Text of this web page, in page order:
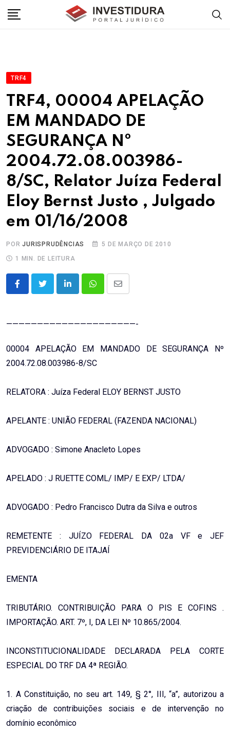
TRF4
TRF4, 00004 APELAÇÃO
EM MANDADO DE
SEGURANÇA Nº
2004.72.08.003986-
8/SC, Relator Juíza Federal
Eloy Bernst Justo , Julgado
em 01/16/2008
PORJURISPRUDÊNCIAS
5 DE MARÇO DE 2010
1 MIN. DE LEITURA
LinkedInWhatsappShare
—————————————————————-
00004 APELAÇÃO EM MANDADO DE SEGURANÇA Nº
2004.72.08.003986-8/SC
RELATORA : Juíza Federal ELOY BERNST JUSTO
APELANTE : UNIÃO FEDERAL (FAZENDA NACIONAL)
ADVOGADO : Simone Anacleto Lopes
APELADO : J RUETTE COML/ IMP/ E EXP/ LTDA/
ADVOGADO : Pedro Francisco Dutra da Silva e outros
REMETENTE : JUÍZO FEDERAL DA 02a VF e JEF
PREVIDENCIÁRIO DE ITAJAÍ
EMENTA
TRIBUTÁRIO. CONTRIBUIÇÃO PARA O PIS E COFINS .
IMPORTAÇÃO. ART. 7º, I, DA LEI Nº 10.865/2004.
INCONSTITUCIONALIDADE DECLARADA PELA CORTE
ESPECIAL DO TRF DA 4ª REGIÃO.
1. A Constituição, no seu art. 149, § 2°, III, “a”, autorizou a
criação de contribuições sociais e de intervenção no
domínio econômico